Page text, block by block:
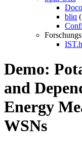
bliq
Demo:
and
Energy
WSNs